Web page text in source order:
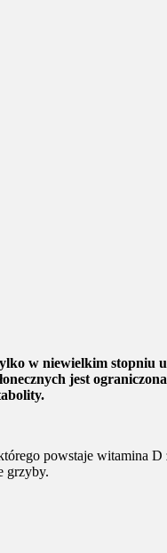
w niewielkim
jest
powstaje witamina D
grzyby.